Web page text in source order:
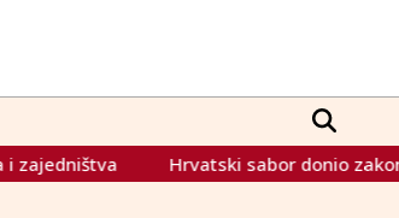
Hrvatski sabor donio zakon